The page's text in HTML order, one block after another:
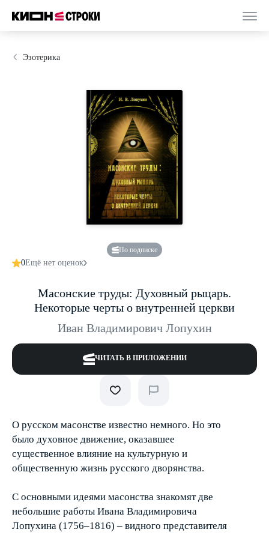
Эзотерика
По подписке
0Ещё нет оценок
Масонские труды: Духовный рыцарь.
Некоторые черты о внутренней церкви
Иван Владимирович Лопухин
ЧИТАТЬ В ПРИЛОЖЕНИИ
О русском масонстве известно немного. Но это
было духовное движение, оказавшее
существенное влияние на культурную и
общественную жизнь русского дворянства.
С основными идеями масонства знакомят две
небольшие работы Ивана Владимировича
Лопухина (1756–1816) – видного представителя